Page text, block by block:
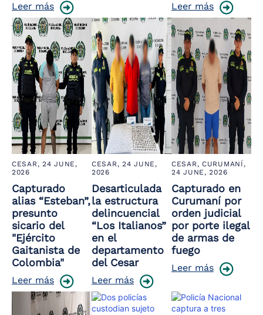
Leer más Leer más
CESAR,24 JUNE,
2026
Capturado
alias “Esteban”,
presunto
sicario del
"Ejército
Gaitanista de
Colombia"
Leer más
CESAR,24 JUNE,
2026
Desarticulada
la estructura
delincuencial
“Los Italianos”
en el
departamento
del Cesar
Leer más
CESAR, CURUMANÍ,
24 JUNE, 2026
Capturado en
Curumaní por
orden judicial
por porte ilegal
de armas de
fuego
Leer más